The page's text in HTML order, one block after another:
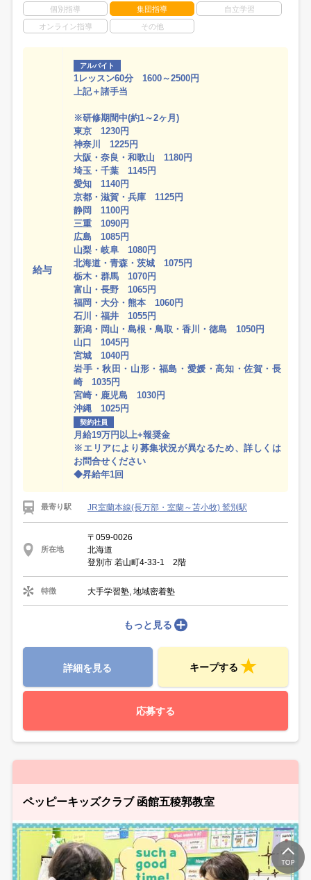
個別指導 集団指導 自立学習
オンライン指導 その他
給与
アルバイト
1レッスン60分 1600～2500円
上記＋諸手当
※研修期間中(約1～2ヶ月)
東京 1230円
神奈川 1225円
大阪・奈良・和歌山 1180円
埼玉・千葉 1145円
愛知 1140円
京都・滋賀・兵庫 1125円
静岡 1100円
三重 1090円
広島 1085円
山梨・岐阜 1080円
北海道・青森・茨城 1075円
栃木・群馬 1070円
富山・長野 1065円
福岡・大分・熊本 1060円
石川・福井 1055円
新潟・岡山・島根・鳥取・香川・徳島 1050円
山口 1045円
宮城 1040円
岩手・秋田・山形・福島・愛媛・高知・佐賀・長
崎 1035円
宮崎・鹿児島 1030円
沖縄 1025円
契約社員
月給19万円以上+報奨金
※エリアにより募集状況が異なるため、詳しくは
お問合せください
◆昇給年1回
最寄り駅 JR室蘭本線(長万部・室蘭～苫小牧) 鷲別駅
所在地
〒059-0026
北海道
登別市 若山町4-33-1 2階
特徴 大手学習塾, 地域密着塾
もっと見る
詳細を見る キープする
応募する
ペッピーキッズクラブ 函館五稜郭教室